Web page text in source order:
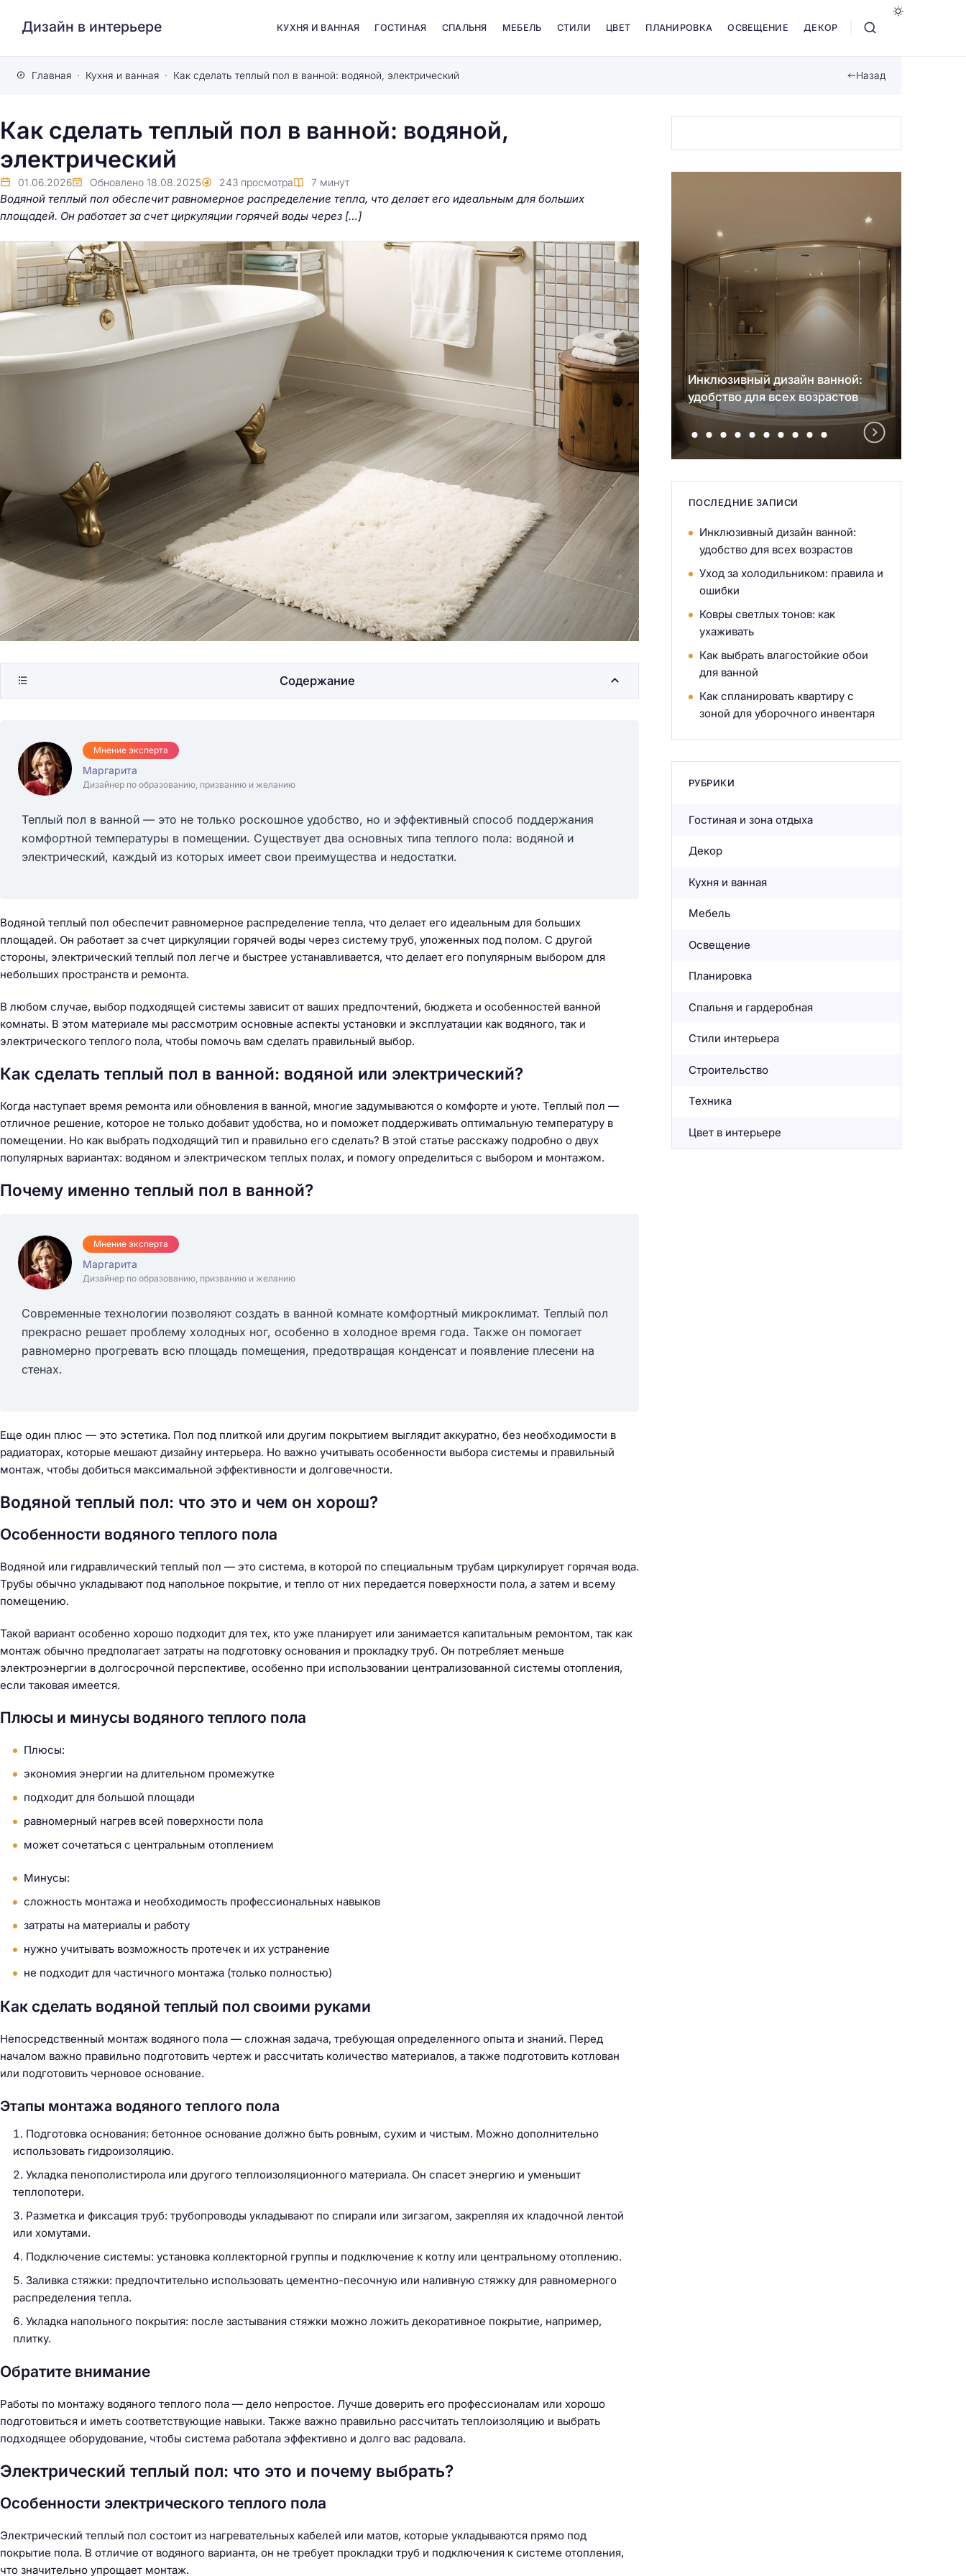
Дизайн в интерьере КУХНЯ И ВАННАЯ ГОСТИНАЯ СПАЛЬНЯ МЕБЕЛЬ СТИЛИ ЦВЕТ ПЛАНИРОВКА ОСВЕЩЕНИЕ ДЕКОР
Главная Кухня и ванная Как сделать теплый пол в ванной: водяной, электрический Назад
Как сделать теплый пол в ванной: водяной,
электрический
01.06.2026 Обновлено 18.08.2025 243 просмотра 7 минут
Водяной теплый пол обеспечит равномерное распределение тепла, что делает его идеальным для больших
площадей. Он работает за счет циркуляции горячей воды через […]
Мнение эксперта
Маргарита
Дизайнер по образованию, призванию и желанию
Теплый пол в ванной — это не только роскошное удобство, но и эффективный способ поддержания
комфортной температуры в помещении. Существует два основных типа теплого пола: водяной и
электрический, каждый из которых имеет свои преимущества и недостатки.
Водяной теплый пол обеспечит равномерное распределение тепла, что делает его идеальным для больших
площадей. Он работает за счет циркуляции горячей воды через систему труб, уложенных под полом. С другой
стороны, электрический теплый пол легче и быстрее устанавливается, что делает его популярным выбором для
небольших пространств и ремонта.
В любом случае, выбор подходящей системы зависит от ваших предпочтений, бюджета и особенностей ванной
комнаты. В этом материале мы рассмотрим основные аспекты установки и эксплуатации как водяного, так и
электрического теплого пола, чтобы помочь вам сделать правильный выбор.
Как сделать теплый пол в ванной: водяной или электрический?
Когда наступает время ремонта или обновления в ванной, многие задумываются о комфорте и уюте. Теплый пол —
отличное решение, которое не только добавит удобства, но и поможет поддерживать оптимальную температуру в
помещении. Но как выбрать подходящий тип и правильно его сделать? В этой статье расскажу подробно о двух
популярных вариантах: водяном и электрическом теплых полах, и помогу определиться с выбором и монтажом.
Почему именно теплый пол в ванной?
Мнение эксперта
Маргарита
Дизайнер по образованию, призванию и желанию
Современные технологии позволяют создать в ванной комнате комфортный микроклимат. Теплый пол
прекрасно решает проблему холодных ног, особенно в холодное время года. Также он помогает
равномерно прогревать всю площадь помещения, предотвращая конденсат и появление плесени на
стенах.
Еще один плюс — это эстетика. Пол под плиткой или другим покрытием выглядит аккуратно, без необходимости в
радиаторах, которые мешают дизайну интерьера. Но важно учитывать особенности выбора системы и правильный
монтаж, чтобы добиться максимальной эффективности и долговечности.
Водяной теплый пол: что это и чем он хорош?
Особенности водяного теплого пола
Водяной или гидравлический теплый пол — это система, в которой по специальным трубам циркулирует горячая вода.
Трубы обычно укладывают под напольное покрытие, и тепло от них передается поверхности пола, а затем и всему
помещению.
Такой вариант особенно хорошо подходит для тех, кто уже планирует или занимается капитальным ремонтом, так как
монтаж обычно предполагает затраты на подготовку основания и прокладку труб. Он потребляет меньше
электроэнергии в долгосрочной перспективе, особенно при использовании централизованной системы отопления,
если таковая имеется.
Плюсы и минусы водяного теплого пола
Плюсы:
экономия энергии на длительном промежутке
подходит для большой площади
равномерный нагрев всей поверхности пола
может сочетаться с центральным отоплением
Минусы:
сложность монтажа и необходимость профессиональных навыков
затраты на материалы и работу
нужно учитывать возможность протечек и их устранение
не подходит для частичного монтажа (только полностью)
Как сделать водяной теплый пол своими руками
Непосредственный монтаж водяного пола — сложная задача, требующая определенного опыта и знаний. Перед
началом важно правильно подготовить чертеж и рассчитать количество материалов, а также подготовить котлован
или подготовить черновое основание.
Этапы монтажа водяного теплого пола
Подготовка основания: бетонное основание должно быть ровным, сухим и чистым. Можно дополнительно
использовать гидроизоляцию.
Укладка пенополистирола или другого теплоизоляционного материала. Он спасет энергию и уменьшит
теплопотери.
Разметка и фиксация труб: трубопроводы укладывают по спирали или зигзагом, закрепляя их кладочной лентой
или хомутами.
Подключение системы: установка коллекторной группы и подключение к котлу или центральному отоплению.
Заливка стяжки: предпочтительно использовать цементно-песочную или наливную стяжку для равномерного
распределения тепла.
Укладка напольного покрытия: после застывания стяжки можно ложить декоративное покрытие, например,
плитку.
Обратите внимание
Работы по монтажу водяного теплого пола — дело непростое. Лучше доверить его профессионалам или хорошо
подготовиться и иметь соответствующие навыки. Также важно правильно рассчитать теплоизоляцию и выбрать
подходящее оборудование, чтобы система работала эффективно и долго вас радовала.
Электрический теплый пол: что это и почему выбрать?
Особенности электрического теплого пола
Электрический теплый пол состоит из нагревательных кабелей или матов, которые укладываются прямо под
покрытие пола. В отличие от водяного варианта, он не требует прокладки труб и подключения к системе отопления,
что значительно упрощает монтаж.
Содержание
Как определить стиль
интерьера по любимой мебели
Видеодомофоны с
распознаванием лиц
Инклюзивный дизайн ванной:
удобство для всех возрастов
ПОСЛЕДНИЕ ЗАПИСИ
Инклюзивный дизайн ванной:
удобство для всех возрастов
Уход за холодильником: правила и
ошибки
Ковры светлых тонов: как
ухаживать
Как выбрать влагостойкие обои
для ванной
Как спланировать квартиру с
зоной для уборочного инвентаря
РУБРИКИ
Гостиная и зона отдыха
Декор
Кухня и ванная
Мебель
Освещение
Планировка
Спальня и гардеробная
Стили интерьера
Строительство
Техника
Цвет в интерьере
Н
т
и
: